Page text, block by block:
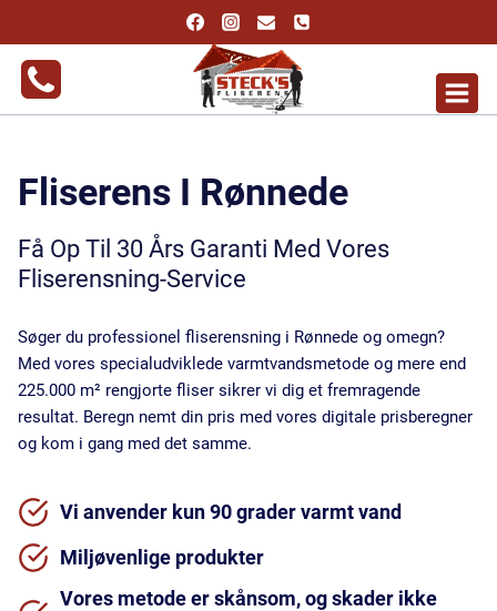
til
indhold
Fliserens I Rønnede
Få Op Til 30 Års Garanti Med Vores
Fliserensning-Service
Søger du professionel fliserensning i Rønnede og omegn?
Med vores specialudviklede varmtvandsmetode og mere end
225.000 m² rengjorte fliser sikrer vi dig et fremragende
resultat. Beregn nemt din pris med vores digitale prisberegner
og kom i gang med det samme.
Vi anvender kun 90 grader varmt vand
Miljøvenlige produkter
Vores metode er skånsom, og skader ikke